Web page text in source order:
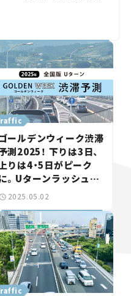
ールデンウィーク渋滞
測2025！ 下りは3日、
りは4・5日がピーク
。Uターンラッシュを
回避しよう。
2025.05.02